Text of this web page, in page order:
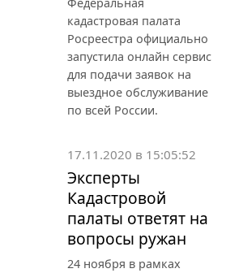
Федеральная
кадастровая палата
Росреестра официально
запустила онлайн сервис
для подачи заявок на
выездное обслуживание
по всей России.
17.11.2020 в 15:05:52
Эксперты
Кадастровой
палаты ответят на
вопросы ружан
24 ноября в рамках